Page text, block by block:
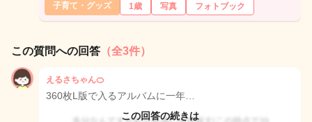
子育て・グッズ 1歳 写真 フォトブック
この質問への回答 （全3件）
えるさちゃん🍊
360枚L版で入るアルバムに一年…
この回答の続きは